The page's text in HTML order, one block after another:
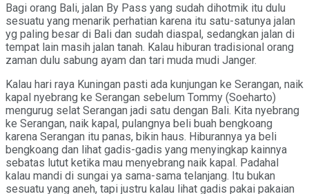
Bagi orang Bali, jalan By Pass yang sudah dihotmik itu dulu
sesuatu yang menarik perhatian karena itu satu-satunya jalan
yg paling besar di Bali dan sudah diaspal, sedangkan jalan di
tempat lain masih jalan tanah. Kalau hiburan tradisional orang
zaman dulu sabung ayam dan tari muda mudi Janger.
Kalau hari raya Kuningan pasti ada kunjungan ke Serangan, naik
kapal nyebrang ke Serangan sebelum Tommy (Soeharto)
mengurug selat Serangan jadi satu dengan Bali. Kita nyebrang
ke Serangan, naik kapal, pulangnya beli buah bengkoang
karena Serangan itu panas, bikin haus. Hiburannya ya beli
bengkoang dan lihat gadis-gadis yang menyingkap kainnya
sebatas lutut ketika mau menyebrang naik kapal. Padahal
kalau mandi di sungai ya sama-sama telanjang. Itu bukan
sesuatu yang aneh, tapi justru kalau lihat gadis pakai pakaian